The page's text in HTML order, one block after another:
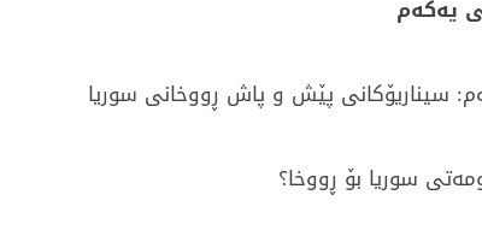
یەكەم
سیناریۆكانی پێش و پاش ڕووخانى سوریا
سوریا بۆ ڕووخا؟